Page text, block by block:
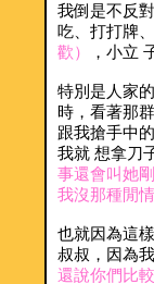
我倒是不反
吃、打打牌
歡）
，小立
特別是人家
時，看著那
跟我搶手中
我就 想拿刀
事還會叫她
我沒那種閒
也就因為這
叔叔，因為
還說你們比